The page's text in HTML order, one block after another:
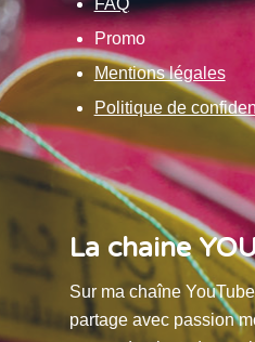
FAQ
Promo
Mentions légales
Politique de
La chaine
Sur ma chaîne YouTube
partage avec passion